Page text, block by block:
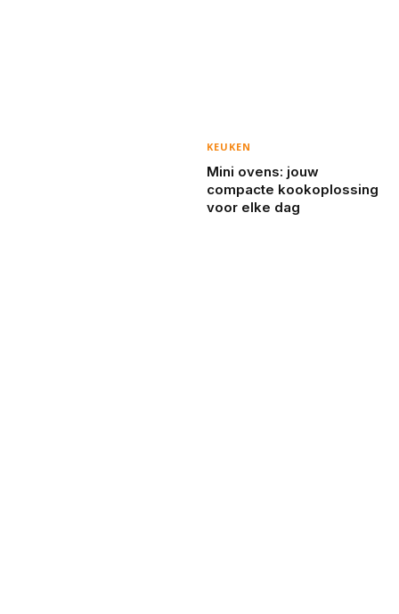
KEUKEN
Mini ovens: jouw
compacte kookoplossing
voor elke dag